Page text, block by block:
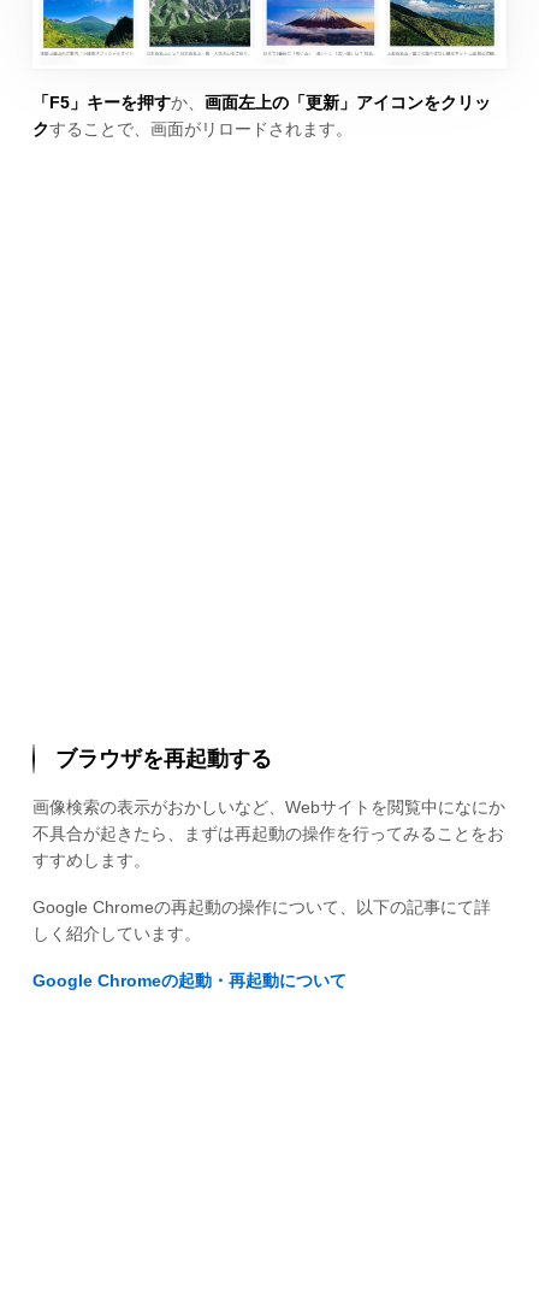
「F5」キーを押すか、 画面左上の「更新」アイコンをクリッ
クすることで、画面がリロードされます。
ブラウザを再起動する
画像検索の表示がおかしいなど、Webサイトを閲覧中になにか
不具合が起きたら、まずは再起動の操作を行ってみることをお
すすめします。
Google Chromeの再起動の操作について、以下の記事にて詳
しく紹介しています。
Google Chromeの起動・再起動について